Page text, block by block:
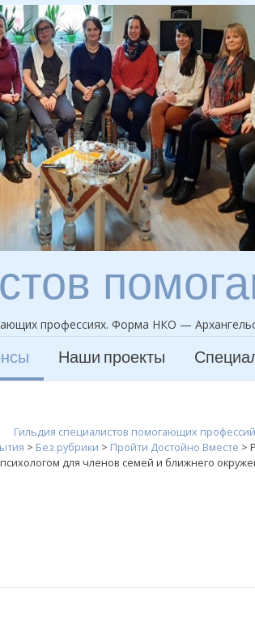
профессиях. Форма НКО —
Наши проекты
Гильдия специалистов помогающих профессий
> Без рубрики > Пройти Достойно Вместе >
психологом для членов семей и ближнего